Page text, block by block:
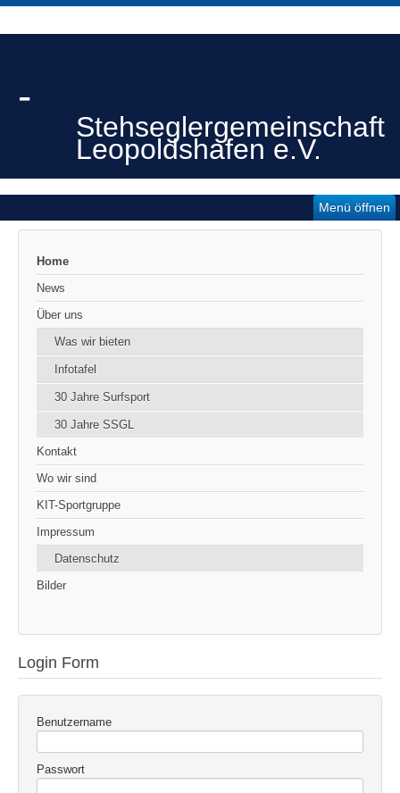
-
Stehseglergemeinschaft
Leopoldshafen e.V.
Menü öffnen
Home
News
Über uns
Was wir bieten
Infotafel
30 Jahre Surfsport
30 Jahre SSGL
Kontakt
Wo wir sind
KIT-Sportgruppe
Impressum
Datenschutz
Bilder
Login Form
Benutzername
Passwort